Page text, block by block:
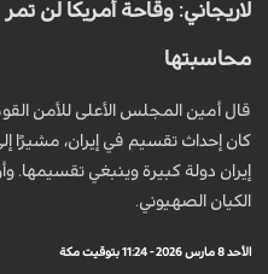
لاريجاني: وقاحة أمريكا لن
محاسبتها
قال أمين المجلس الأعلى للأمن
كان إحداث تقسيم في إيران، مشيرًا
إيران دولة كبيرة وينبغي تقسيمها.
الكيان الصهيوني.
الأحد 8 مارس 2026 - 11:24 بتوقيت مكة